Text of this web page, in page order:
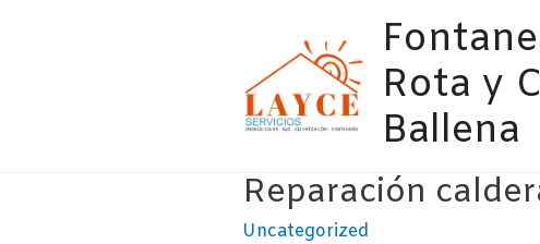
Rota y
Ballena
Reparación
Uncategorized